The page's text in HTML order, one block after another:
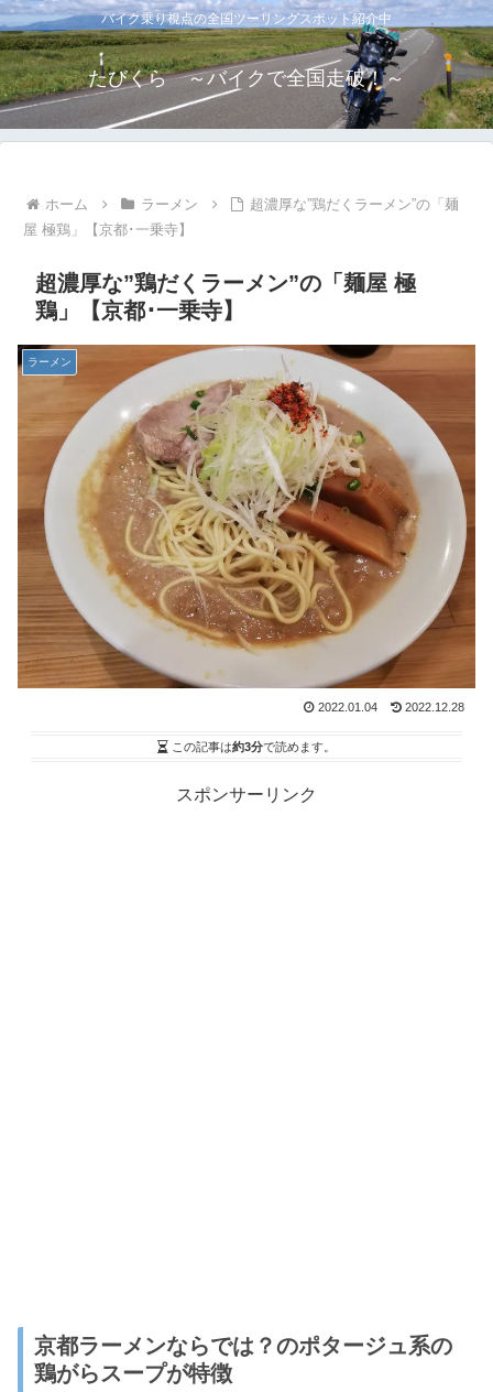
バイク乗り視点の全国ツーリングスポット紹介中
たびくら ～バイクで全国走破！～
ホーム ラーメン
超濃厚な”鶏だくラーメン”の「麺
屋 極鶏」【京都･一乗寺】
超濃厚な”鶏だくラーメン”の「麺屋 極
鶏」【京都･一乗寺】
ラーメン
2022.01.04 2022.12.28
この記事は約3分で読めます。
スポンサーリンク
京都ラーメンならでは？のポタージュ系の
鶏がらスープが特徴